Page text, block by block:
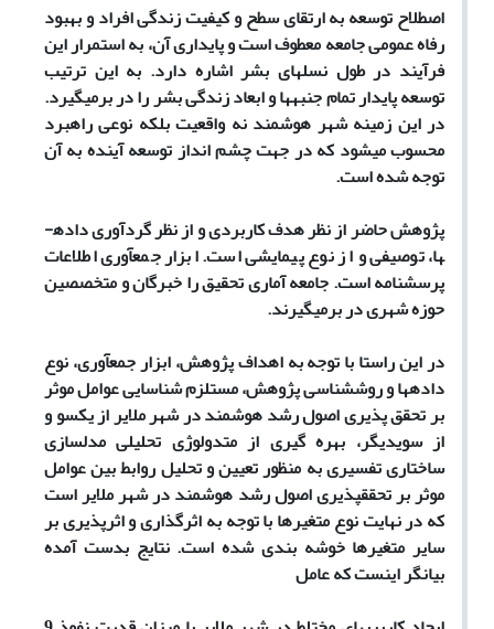
اصطلاح توسعه به ارتقای سطح و کیفیت زندگی افراد و بهبود
رفاه عمومی جامعه معطوف است و پایداری آن، به استمرار این
فرآیند در طول نسل­های بشر اشاره دارد. به این ترتیب
توسعه پایدار تمام جنبه­ها و ابعاد زندگی بشر را در برمیگیرد.
در این زمینه شهر هوشمند نه واقعیت بلکه نوعی راهبرد
محسوب میشود که در جهت چشم انداز توسعه آینده به آن
توجه شده است.
پژوهش حاضر از نظر هدف کاربردی و از نظر گردآوری داده­
ها، توصیفی و از نوع پیمایشی است. ابزار جمع­آوری اطلاعات
پرسشنامه است. جامعه آماری تحقیق را خبرگان و متخصصین
حوزه شهری در برمیگیرند.
در این راستا با توجه به اهداف پژوهش، ابزار جمع­آوری، نوع
داده­ها و روش­شناسی پژوهش، مستلزم شناسایی عوامل موثر
بر تحقق پذیری اصول رشد هوشمند در شهر ملایر از یکسو و
از سوی­دیگر، بهره گیری از متدولوژی تحلیلی مدلسازی
ساختاری تفسیری به منظور تعیین و تحلیل روابط بین عوامل
موثر بر تحقق­پذیری اصول رشد هوشمند در شهر ملایر است
که در نهایت نوع متغیرها با توجه به اثرگذاری و اثرپذیری بر
سایر متغیرها خوشه بندی شده است. نتایج بدست آمده
بیانگر اینست که عامل